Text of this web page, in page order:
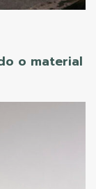
o material